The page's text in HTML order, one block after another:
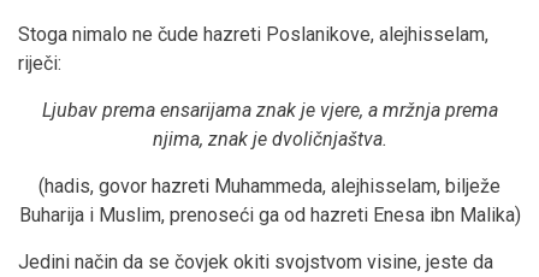
Stoga nimalo ne čude hazreti Poslanikove, alejhisselam,
riječi:
Ljubav prema ensarijama znak je vjere, a mržnja prema
njima, znak je dvoličnjaštva.
(hadis, govor hazreti Muhammeda, alejhisselam, bilježe
Buharija i Muslim, prenoseći ga od hazreti Enesa ibn Malika)
Jedini način da se čovjek okiti svojstvom visine, jeste da